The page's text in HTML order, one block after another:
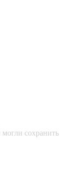
сохранить